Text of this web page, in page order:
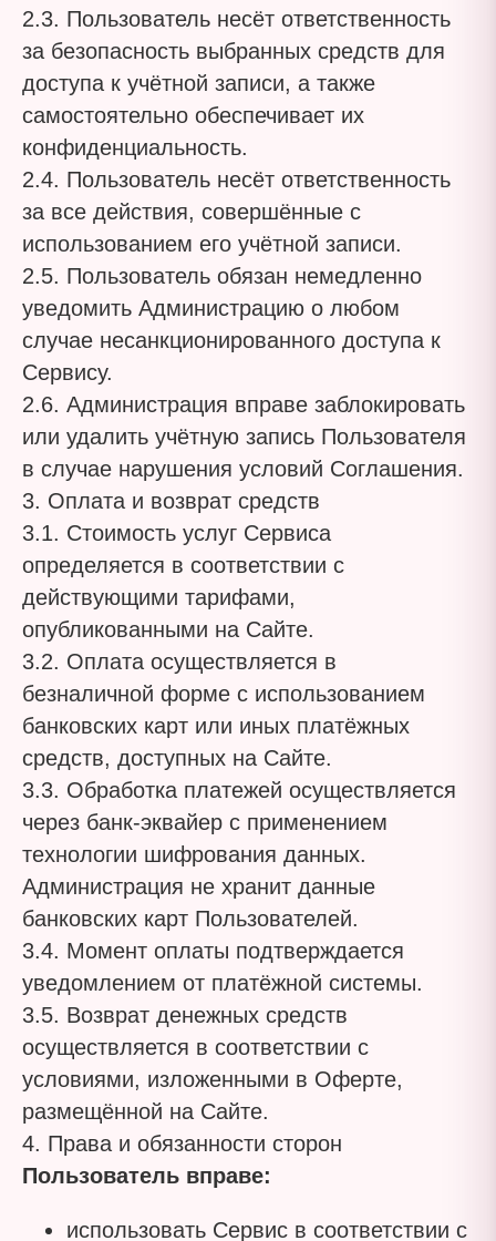
2.3. Пользователь несёт ответственность
за безопасность выбранных средств для
доступа к учётной записи, а также
самостоятельно обеспечивает их
конфиденциальность.
2.4. Пользователь несёт ответственность
за все действия, совершённые с
использованием его учётной записи.
2.5. Пользователь обязан немедленно
уведомить Администрацию о любом
случае несанкционированного доступа к
Сервису.
2.6. Администрация вправе заблокировать
или удалить учётную запись Пользователя
в случае нарушения условий Соглашения.
3. Оплата и возврат средств
3.1. Стоимость услуг Сервиса
определяется в соответствии с
действующими тарифами,
опубликованными на Сайте.
3.2. Оплата осуществляется в
безналичной форме с использованием
банковских карт или иных платёжных
средств, доступных на Сайте.
3.3. Обработка платежей осуществляется
через банк-эквайер с применением
технологии шифрования данных.
Администрация не хранит данные
банковских карт Пользователей.
3.4. Момент оплаты подтверждается
уведомлением от платёжной системы.
3.5. Возврат денежных средств
осуществляется в соответствии с
условиями, изложенными в Оферте,
размещённой на Сайте.
4. Права и обязанности сторон
Пользователь вправе:
использовать Сервис в соответствии с